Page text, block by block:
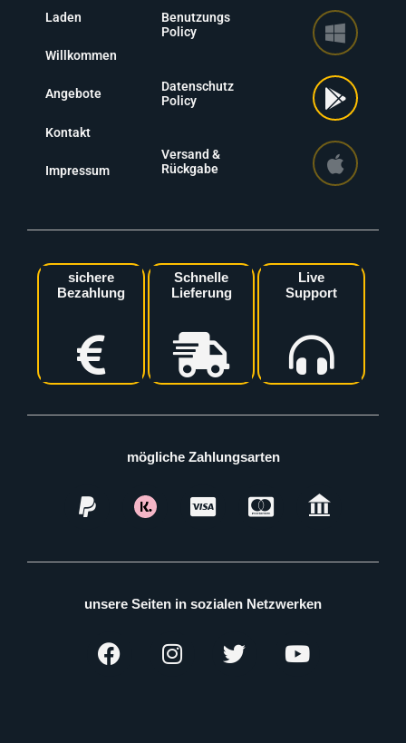
Laden
Willkommen
Angebote
Kontakt
Impressum
Benutzungs
Policy
Datenschutz
Policy
Versand &
Rückgabe
sichere
Bezahlung
Schnelle
Lieferung
Live
Support
mögliche Zahlungsarten
unsere Seiten in sozialen Netzwerken